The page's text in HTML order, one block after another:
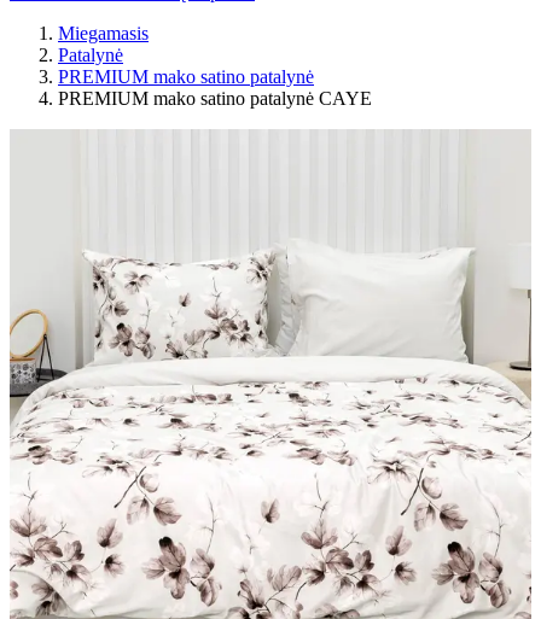
Miegamasis
Patalynė
PREMIUM mako satino patalynė
PREMIUM mako satino patalynė CAYE